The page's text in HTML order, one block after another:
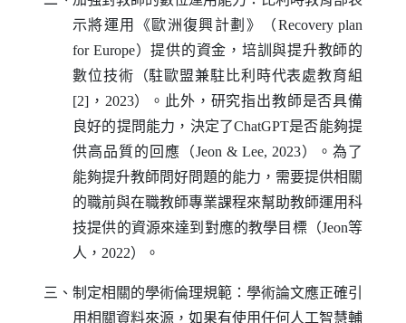
示將運用《歐洲復興計劃》（Recovery plan
for Europe）提供的資金，培訓與提升教師的
數位技術（駐歐盟兼駐比利時代表處教育組
[2]，2023）。此外，研究指出教師是否具備
良好的提問能力，決定了ChatGPT是否能夠提
供高品質的回應（Jeon & Lee, 2023）。為了
能夠提升教師問好問題的能力，需要提供相關
的職前與在職教師專業課程來幫助教師運用科
技提供的資源來達到對應的教學目標（Jeon等
人，2022）。
三、制定相關的學術倫理規範：學術論文應正確引
用相關資料來源，如果有使用任何人工智慧輔